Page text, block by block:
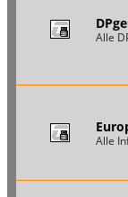
Alle
Alle